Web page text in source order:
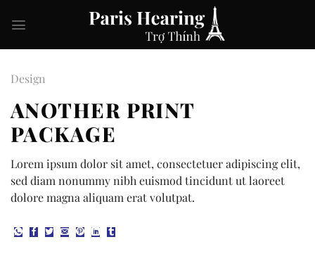
Design
ANOTHER PRINT
PACKAGE
Lorem ipsum dolor sit amet, consectetuer adipiscing elit,
sed diam nonummy nibh euismod tincidunt ut laoreet
dolore magna aliquam erat volutpat.